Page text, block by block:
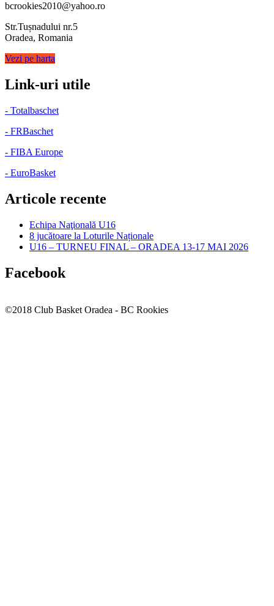
bcrookies2010@yahoo.ro
Str.Tușnadului nr.5
Oradea, Romania
Vezi pe harta
Link-uri utile
- Totalbaschet
- FRBaschet
- FIBA Europe
- EuroBasket
Articole recente
Echipa Naţională U16
8 jucătoare la Loturile Naționale
U16 – TURNEU FINAL – ORADEA 13-17 MAI 2026
Facebook
©2018 Club Basket Oradea - BC Rookies